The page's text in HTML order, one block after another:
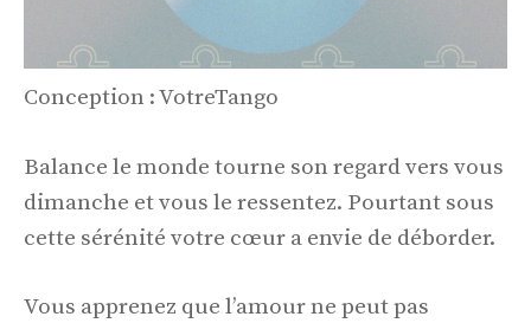
Conception : VotreTango
Balance le monde tourne son regard vers vous
dimanche et vous le ressentez. Pourtant sous
cette sérénité votre cœur a envie de déborder.
Vous apprenez que l’amour ne peut pas